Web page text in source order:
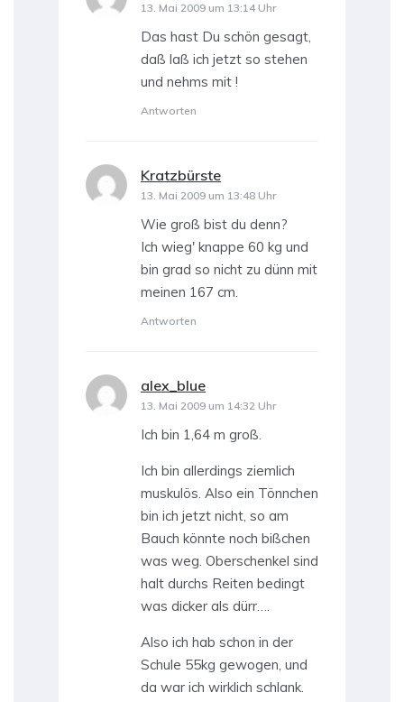
13. Mai 2009 um 13:14 Uhr
Das hast Du schön gesagt,
daß laß ich jetzt so stehen
und nehms mit !
Antworten
Kratzbürste
13. Mai 2009 um 13:48 Uhr
Wie groß bist du denn?
Ich wieg' knappe 60 kg und
bin grad so nicht zu dünn mit
meinen 167 cm.
Antworten
alex_blue
13. Mai 2009 um 14:32 Uhr
Ich bin 1,64 m groß.
Ich bin allerdings ziemlich
muskulös. Also ein Tönnchen
bin ich jetzt nicht, so am
Bauch könnte noch bißchen
was weg. Oberschenkel sind
halt durchs Reiten bedingt
was dicker als dürr….
Also ich hab schon in der
Schule 55kg gewogen, und
da war ich wirklich schlank.